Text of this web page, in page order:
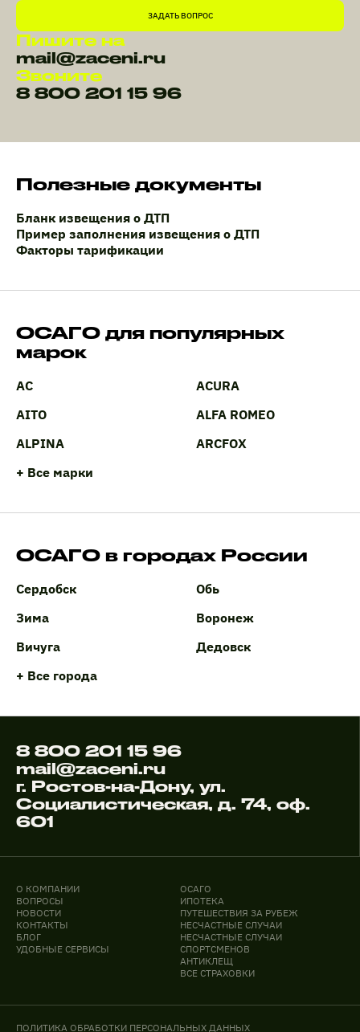
ЗАДАТЬ ВОПРОС
Пишите на
mail@zaceni.ru
Звоните
8 800 201 15 96
Полезные документы
Бланк извещения о ДТП
Пример заполнения извещения о ДТП
Факторы тарификации
ОСАГО для популярных
марок
AC
ACURA
AITO
ALFA ROMEO
ALPINA
ARCFOX
+ Все марки
ОСАГО в городах России
Сердобск
Обь
Зима
Воронеж
Вичуга
Дедовск
+ Все города
8 800 201 15 96
mail@zaceni.ru
г. Ростов-на-Дону, ул.
Социалистическая, д. 74, оф.
601
О КОМПАНИИ
ВОПРОСЫ
НОВОСТИ
КОНТАКТЫ
БЛОГ
УДОБНЫЕ СЕРВИСЫ
ОСАГО
ИПОТЕКА
ПУТЕШЕСТВИЯ ЗА РУБЕЖ
НЕСЧАСТНЫЕ СЛУЧАИ
НЕСЧАСТНЫЕ СЛУЧАИ
СПОРТСМЕНОВ
АНТИКЛЕЩ
ВСЕ СТРАХОВКИ
ПОЛИТИКА ОБРАБОТКИ ПЕРСОНАЛЬНЫХ ДАННЫХ